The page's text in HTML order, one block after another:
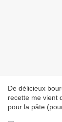
De délicieux
recette me vient
pour la pâte